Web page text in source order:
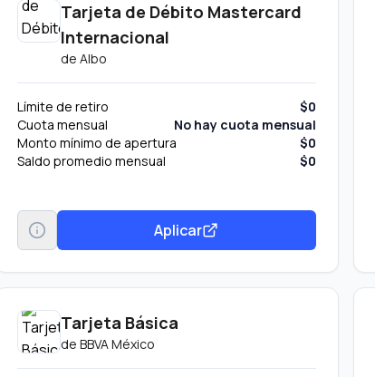
Tarjeta de Débito Mastercard
Internacional
de Albo
Límite de retiro
$0
Cuota mensual
No hay cuota mensual
Monto mínimo de apertura
$0
Saldo promedio mensual
$0
Aplicar
Tarjeta Básica
de BBVA México